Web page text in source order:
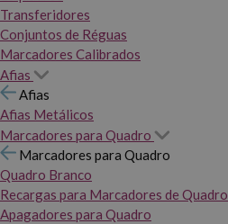
Transferidores
Conjuntos de Réguas
Marcadores Calibrados
Afias
Afias
Afias Metálicos
Marcadores para Quadro
Marcadores para Quadro
Quadro Branco
Recargas para Marcadores de Quadro
Apagadores para Quadro